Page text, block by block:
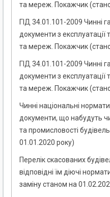
та мереж. Покажчик
ГІД 34.01.101-2009 Чинні
документи з експлуатації
та мереж. Покажчик
ГІД 34.01.101-2009 Чинні
документи з експлуатації
та мереж. Покажчик
Чинні національні
документи, що набудуть
та промисловості
01.01.2020 року)
Перелік скасованих
відповідні їм діючі
заміну станом на